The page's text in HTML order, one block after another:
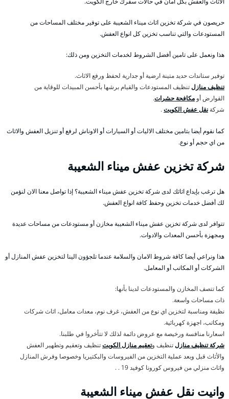
حريصون في شركة تخزين اثاث ميناء الشعيبة على توفير مختلف المساحات من
المستودعات والتي تناسب تخزين كل انواع العفش.
هذا ونعمل على تامين أفضل الشروط لخدمات التخزين ومن ذلك:
توفير ستاندات حديد متينة ارضية أو جدارية لحفظ ورفع الاثاث.
تنظيف منازلتنظيف المستودعات والقيام برشها بأحسن المبيدات للوقاية من
القوارض أو مكافحة حشرات.
شركة نقل عفش الكويت.
كما نقوم أيضا بتامين مختلف الاليات أو السيارات أو الاوناش لرفع أو تنزيل العفش والاثاث
من اي حجم أو نوع.
شركة تخزين عفش ميناء الشعيبة
هل ترغب بإيداع اثاثك لدى شركة تخزين عفش ميناء الشعيبة؟ إذا تواصل معنا الان لنؤمن
لك أفضل خدمات تخزين وحفظ كافة انواع العفش.
تتوافر لدى شركة تخزين عفش ميناء الشعيبة مخازن أو مستودعات من مساحات عديدة
ومجهزة بأحسن المعدات والادوات.
هذا ونراعي أيضا كافة شروط الامان والسلامة عندما تلجؤون الينا لتخزين عفش المنازل أو
الشركات أو المكاتب أو المعامل.
كما تتصف المخازن والمستودعات لدينا بأنها:
ذات مساحات واسعة.
نظيفة ومناسبة لتخزين اي نوع من العفش، غرف نوم، معدات معامل، اثاث شركات
ومكاتب، اجهزة كهربائية.
اسعارنا منافسة ورخيصة مع عروض دائمة لذلك لا تتأخروا في طلبنا.
شركة تنظيف منازلتنظيف وتعقيم منازل الكويتتنظيف وتعقيم وتطهير العفش
والأثاث قبل وبعد عملية التخزين من الفيروسات والبكتيريا وخصوصا وفرش المنازل
واثاث منزلي من فيروس كورونا كوفيد 19 . .
وانيت نقل عفش ميناء الشعيبة